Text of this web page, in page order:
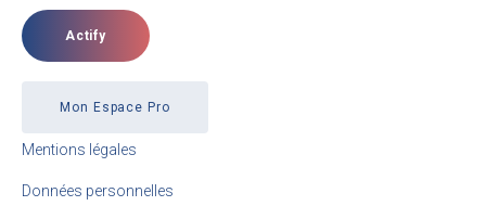
Actify
Mon Espace Pro
Mentions légales
Données personnelles